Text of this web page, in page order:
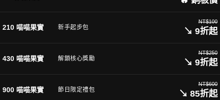
210 喵喵果實 新手起步包
NT$100
↘ 9折起
430 喵喵果實 解鎖核心獎勵
NT$250
↘ 9折起
900 喵喵果實 節日限定禮包
NT$600
↘ 85折起